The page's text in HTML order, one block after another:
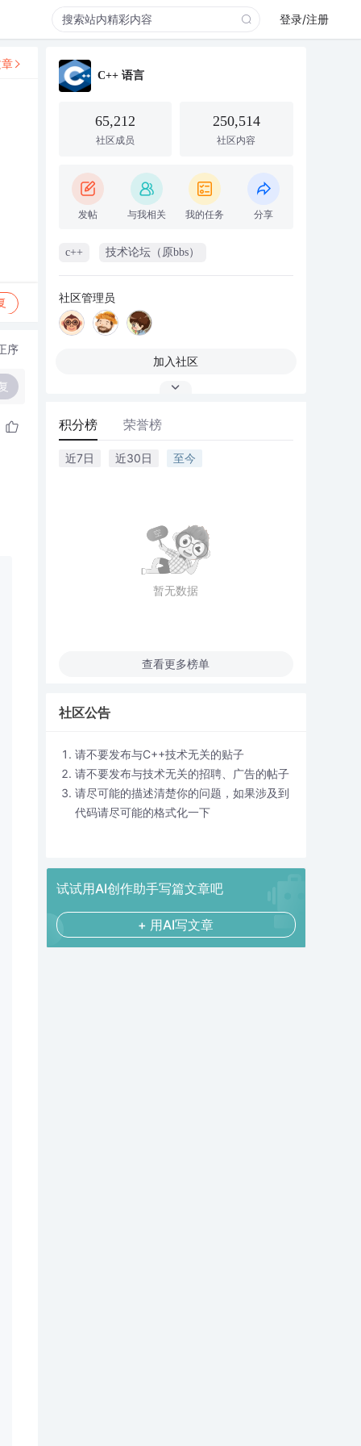
登录/注册
序
C++ 语言
65,212
社区成员
250,514
社区内容
发帖 与我相关 我的任务 分享
c++ 技术论坛（原bbs）
社区管理员
加入社区
积分榜 荣誉榜
近7日 近30日 至今
暂无数据
查看更多榜单
社区公告
请不要发布与C++技术无关的贴子
请不要发布与技术无关的招聘、广告的帖子
请尽可能的描述清楚你的问题，如果涉及到
代码请尽可能的格式化一下
试试用AI创作助手写篇文章吧
+ 用AI写文章